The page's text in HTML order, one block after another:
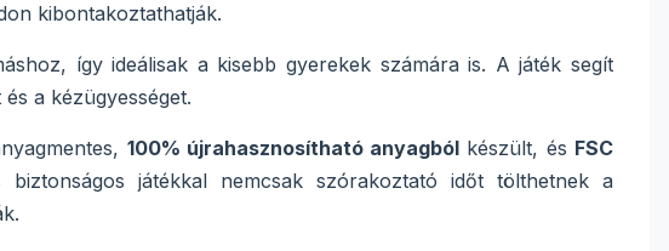
kibontakoztathatják.
így ideálisak a kisebb gyerekek számára is. A játék segít
a kézügyességet.
100% újrahasznosítható anyagból készült, és FSC
játékkal nemcsak szórakoztató időt tölthetnek a